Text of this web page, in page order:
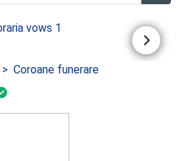
Coroane funerare